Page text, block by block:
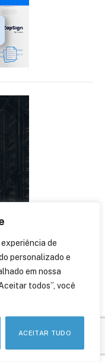
de
personalizado e
em nossa
todos”, você
ACEITAR TUDO